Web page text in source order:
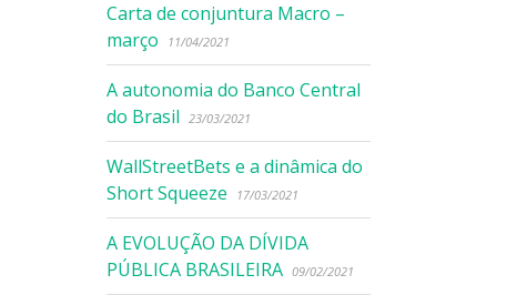
Carta de conjuntura Macro –
março
11/04/2021
A autonomia do Banco Central
do Brasil
23/03/2021
WallStreetBets e a dinâmica do
Short Squeeze
17/03/2021
A EVOLUÇÃO DA DÍVIDA
PÚBLICA BRASILEIRA 09/02/2021